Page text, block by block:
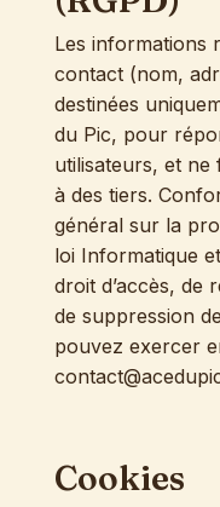
Les informations
contact (nom,
destinées
du Pic, pour
utilisateurs, et ne
à des tiers.
général sur la
loi Informatique
droit d’accès, de
de suppression
pouvez exercer
Cookies